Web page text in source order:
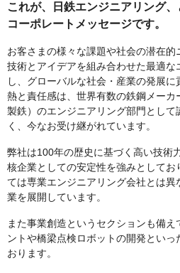
これが、日鉄エンジニアリング
コーポレートメッセージです。
お客さまの様々な課題や社会の潜在的
技術とアイデアを組み合わせた最適な
し、グローバルな社会・産業の発展
熱と責任感は、世界有数の鉄鋼メー
製鉄）のエンジニアリング部門とし
く、今なお受け継がれています。
弊社は100年の歴史に基づく高い技術
核企業としての安定性を強みとしてお
ては専業エンジニアリング会社とは
業を展開しています。
また事業創造というセクションも備
ントや橋梁点検ロボットの開発とい
おります。